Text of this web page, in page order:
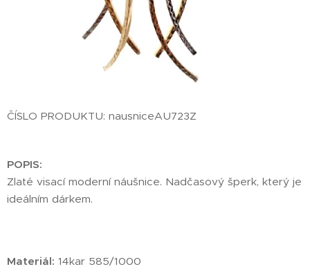
ČÍSLO PRODUKTU: nausniceAU723Z
POPIS:
Zlaté visací moderní náušnice. Nadčasový šperk, který je
ideálním dárkem.
Materiál: 14kar 585/1000